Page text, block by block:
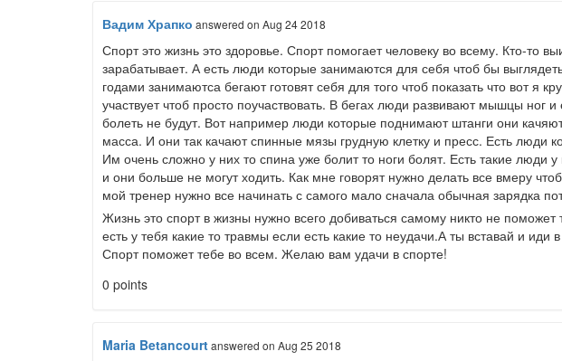
Вадим Храпко answered on Aug 24 2018
Спорт это жизнь это здоровье. Спорт помогает человеку во всему. Кто-то
зарабатывает. А есть люди которые занимаются для себя чтоб бы
годами занимаютса бегают готовят себя для того чтоб показать что вот я
участвует чтоб просто поучаствовать. В бегах люди развивают мышцы ног и
болеть не будут. Вот например люди которые поднимают штанги они
масса. И они так качают спинные мязы грудную клетку и пресс. Есть люди
Им очень сложно у них то спина уже болит то ноги болят. Есть такие люди
и они больше не могут ходить. Как мне говорят нужно делать все вмеру
мой тренер нужно все начинать с самого мало сначала обычная зарядка
Жизнь это спорт в жизны нужно всего добиваться самому никто не
есть у тебя какие то травмы если есть какие то неудачи.А ты вставай и
Спорт поможет тебе во всем. Желаю вам удачи в спорте!
0 points
Maria Betancourtanswered on Aug 25 2018